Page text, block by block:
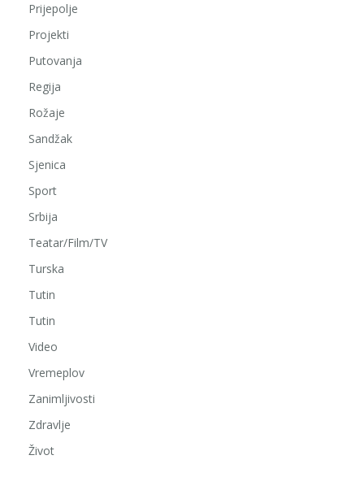
Prijepolje
Projekti
Putovanja
Regija
Rožaje
Sandžak
Sjenica
Sport
Srbija
Teatar/Film/TV
Turska
Tutin
Tutin
Video
Vremeplov
Zanimljivosti
Zdravlje
Život